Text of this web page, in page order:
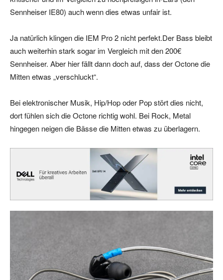
Sennheiser IE80) auch wenn dies etwas unfair ist.
Ja natürlich klingen die IEM Pro 2 nicht perfekt.Der Bass bleibt
auch weiterhin stark sogar im Vergleich mit den 200€
Sennheiser. Aber hier fällt dann doch auf, dass der Octone die
Mitten etwas „verschluckt“.
Bei elektronischer Musik, Hip/Hop oder Pop stört dies nicht,
dort fühlen sich die Octone richtig wohl. Bei Rock, Metal
hingegen neigen die Bässe die Mitten etwas zu überlagern.